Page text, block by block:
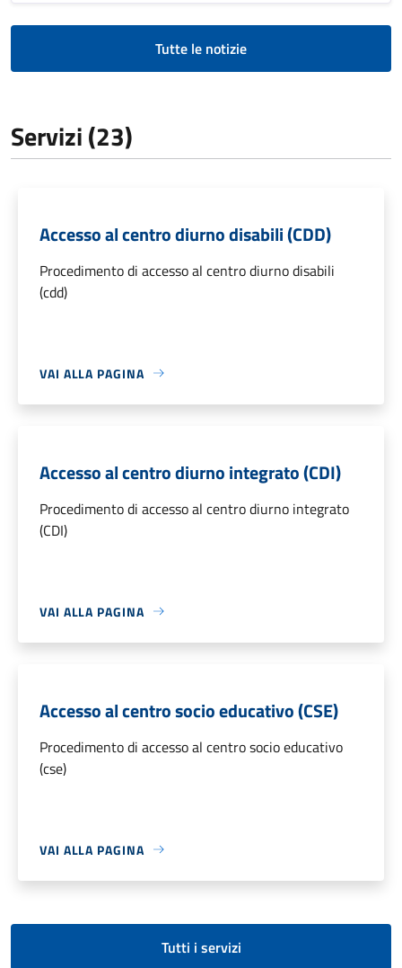
Tutte le notizie
Servizi (23)
Accesso al centro diurno disabili (CDD)
Procedimento di accesso al centro diurno disabili
(cdd)
VAI ALLA PAGINA
Accesso al centro diurno integrato (CDI)
Procedimento di accesso al centro diurno integrato
(CDI)
VAI ALLA PAGINA
Accesso al centro socio educativo (CSE)
Procedimento di accesso al centro socio educativo
(cse)
VAI ALLA PAGINA
Tutti i servizi